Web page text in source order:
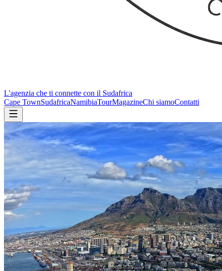
L'agenzia che ti connette con il Sudafrica
Cape TownSudafricaNamibiaTourMagazineChi siamoContatti